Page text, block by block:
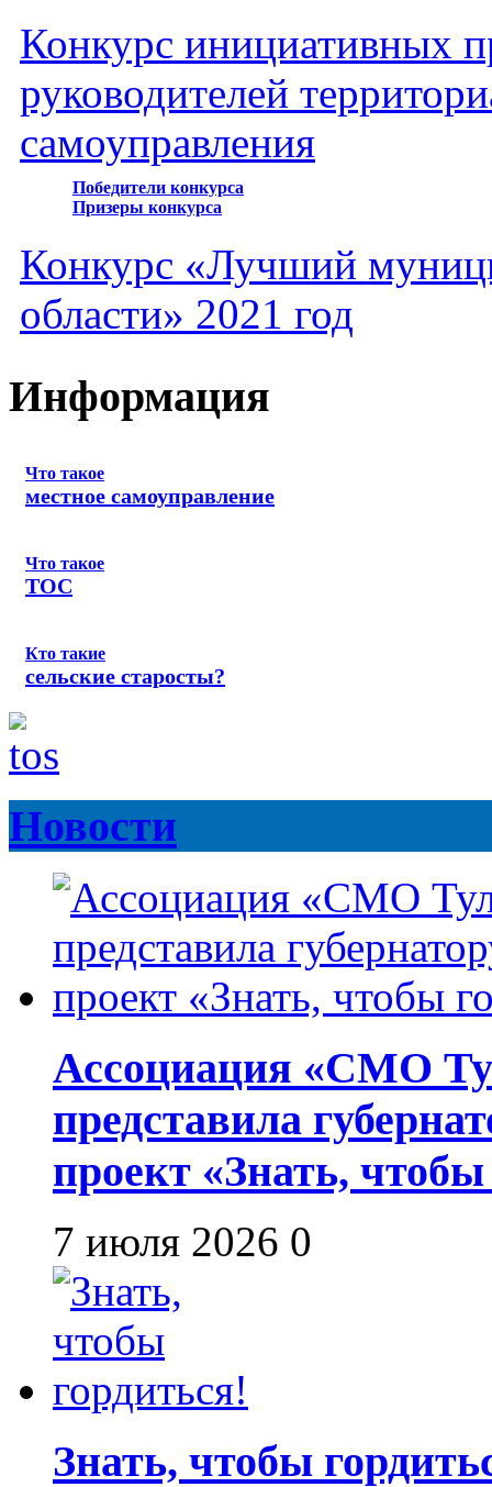
Конкурс инициативных
руководителей
самоуправления
Победители конкурса
Призеры конкурса
Конкурс «Лучший
области» 2021 год
Информация
Что такое
местное самоуправление
Что такое
ТОС
Кто такие
сельские старосты?
Новости
Ассоциация «СМО
представила
проект «Знать,
7 июля 2026 0
Знать, чтобы